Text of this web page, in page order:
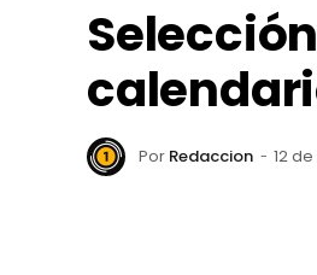
Por Redaccion 12